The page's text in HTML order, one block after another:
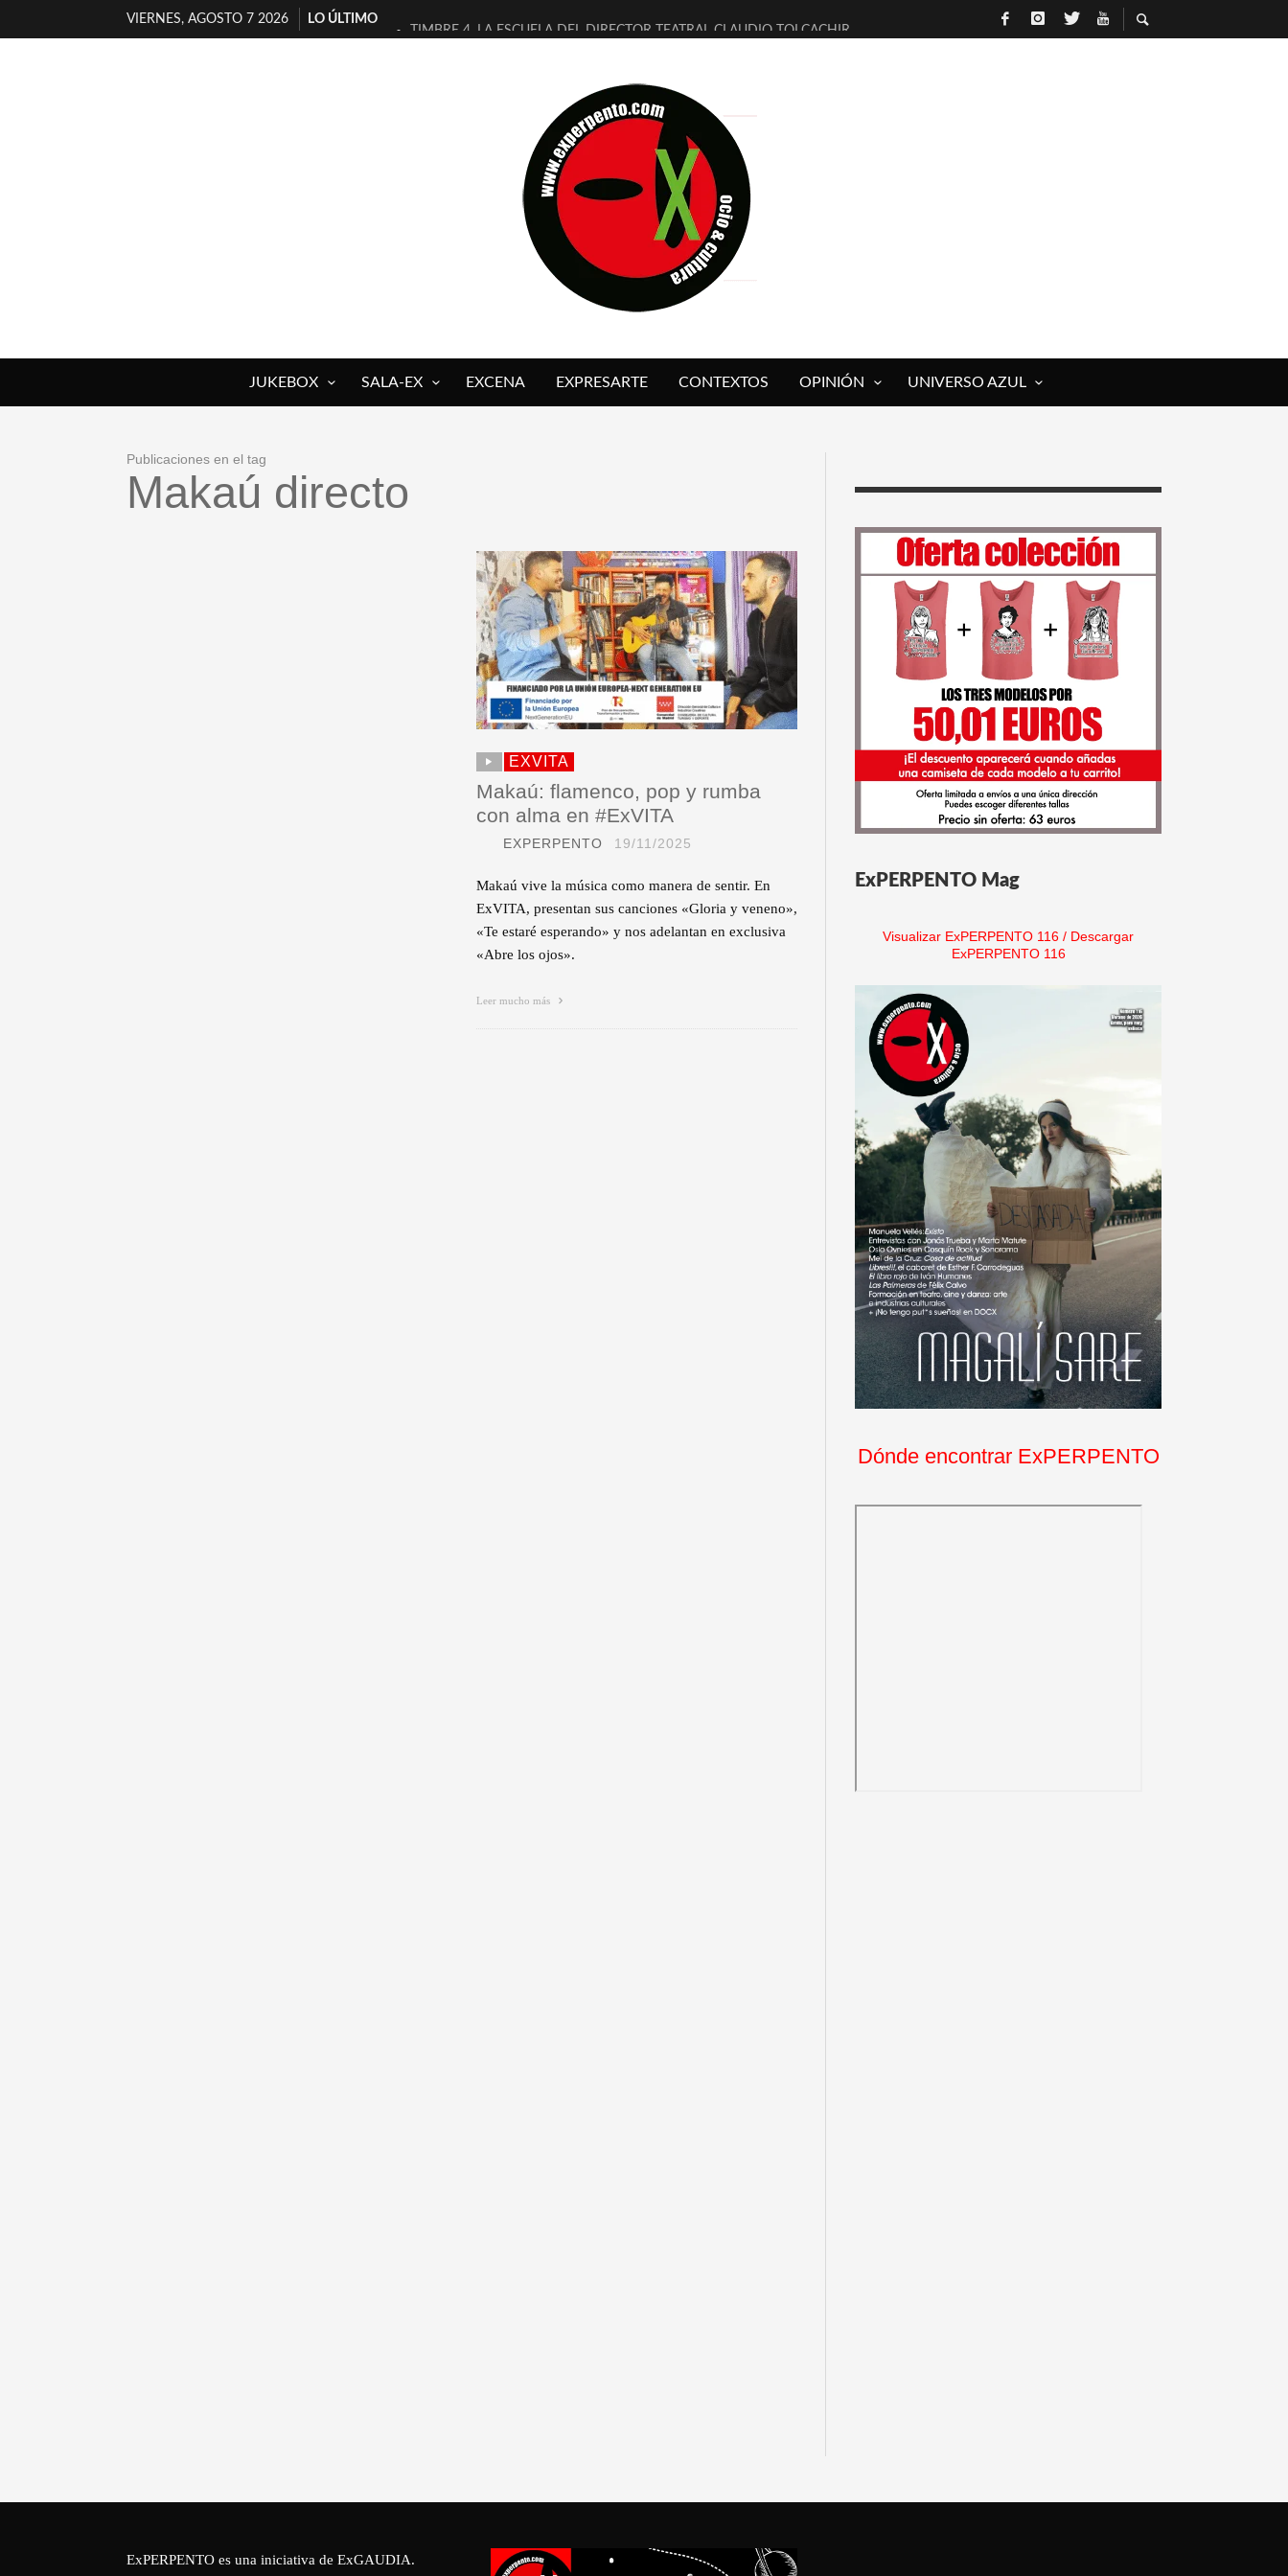
VIERNES, AGOSTO 7 2026
LO ÚLTIMO
TIMBRE 4, LA ESCUELA DEL DIRECTOR TEATRAL CLAUDIO TOLCACHIR
MILITARES JUDÍAS EN #EXVITA
D’BALDOMEROS REINVENTAN [BITÁCORA 3.0] EN EXVITA
MARSHALL FLASH PRESENTA EN EXVITA [RELATIVA SENCILLEZ]
JOFRE BARDAGÍ EN EXVITA INTERPRETANDO A SERRAT
YORCH PRESENTA [CURSO DE ARMONÍA PERSECUTORIA] EN EXVITA
MAGALÍ SARE NOS EXPLICA [DESCASADA]
«NO TENGO PUTOS SUEÑOS»
JUKEBOX SALA-EX EXCENA EXPRESARTE CONTEXTOS OPINIÓN UNIVERSO AZUL
Publicaciones en el tag
Makaú directo
EXVITA
Makaú: flamenco, pop y rumba
con alma en #ExVITA
EXPERPENTO 19/11/2025
Makaú vive la música como manera de sentir. En
ExVITA, presentan sus canciones «Gloria y veneno»,
«Te estaré esperando» y nos adelantan en exclusiva
«Abre los ojos».
Leer mucho más
ExPERPENTO Mag
Visualizar ExPERPENTO 116 / Descargar
ExPERPENTO 116
Dónde encontrar ExPERPENTO
ExPERPENTO es una iniciativa de ExGAUDIA.